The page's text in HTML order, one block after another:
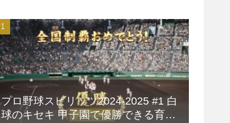
プロ野球スピリッツ2024-2025 #1 白
球のキセキ 甲子園で優勝できる育成